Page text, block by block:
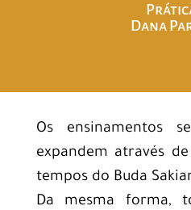
Dana
Os ensinamentos
expandem através
tempos do Buda
Da mesma forma,